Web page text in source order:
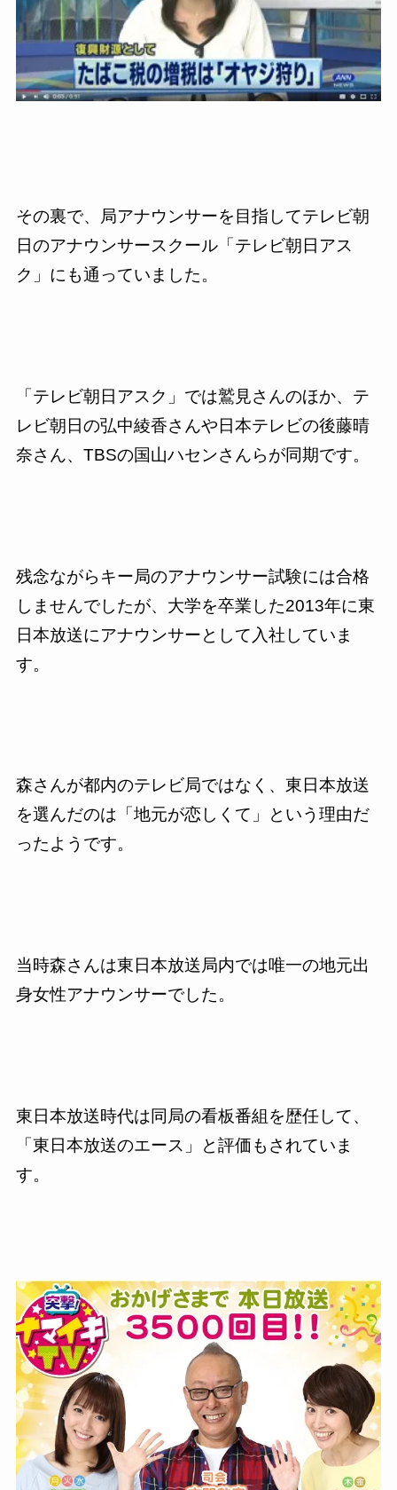
その裏で、局アナウンサーを目指してテレビ朝
日のアナウンサースクール「テレビ朝日アス
ク」にも通っていました。
「テレビ朝日アスク」では鷲見さんのほか、テ
レビ朝日の弘中綾香さんや日本テレビの後藤晴
奈さん、TBSの国山ハセンさんらが同期です。
残念ながらキー局のアナウンサー試験には合格
しませんでしたが、大学を卒業した2013年に東
日本放送にアナウンサーとして入社していま
す。
森さんが都内のテレビ局ではなく、東日本放送
を選んだのは「地元が恋しくて」という理由だ
ったようです。
当時森さんは東日本放送局内では唯一の地元出
身女性アナウンサーでした。
東日本放送時代は同局の看板番組を歴任して、
「東日本放送のエース」と評価もされていま
す。